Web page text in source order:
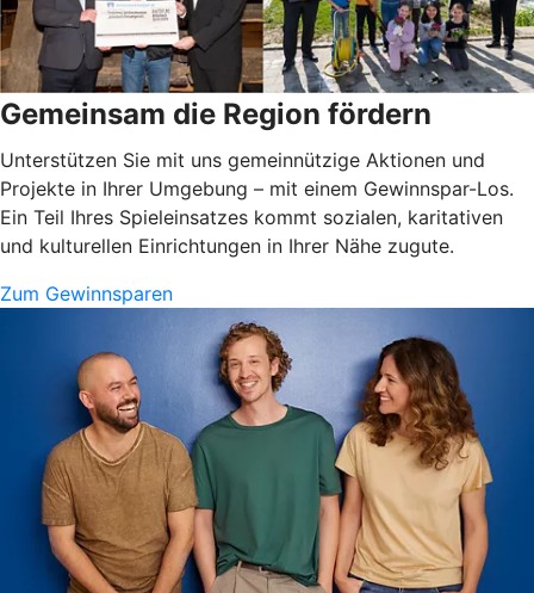
Gemeinsam die Region fördern
Unterstützen Sie mit uns gemeinnützige Aktionen und
Projekte in Ihrer Umgebung – mit einem Gewinnspar-Los.
Ein Teil Ihres Spieleinsatzes kommt sozialen, karitativen
und kulturellen Einrichtungen in Ihrer Nähe zugute.
Zum Gewinnsparen